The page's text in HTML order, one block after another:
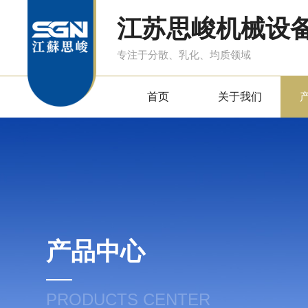
江苏思峻机械设
专注于分散、乳化、均质领域
首页 关于我们
产品中心
PRODUCTS CENTER